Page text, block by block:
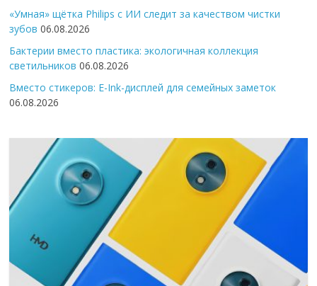
«Умная» щётка Philips с ИИ следит за качеством чистки
зубов 06.08.2026
Бактерии вместо пластика: экологичная коллекция
светильников 06.08.2026
Вместо стикеров: E-Ink-дисплей для семейных заметок
06.08.2026